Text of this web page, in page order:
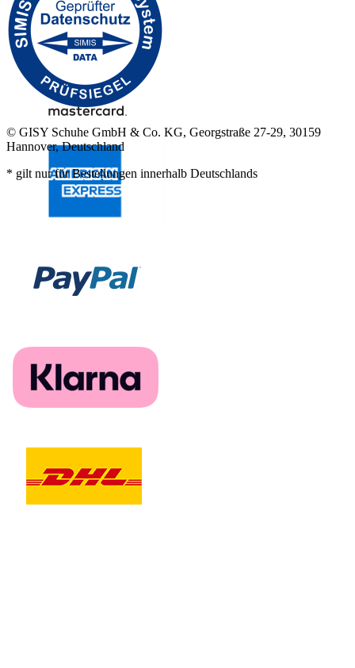
© GISY Schuhe GmbH & Co. KG, Georgstraße 27-29, 30159
Hannover, Deutschland
* gilt nur für Bestellungen innerhalb Deutschlands